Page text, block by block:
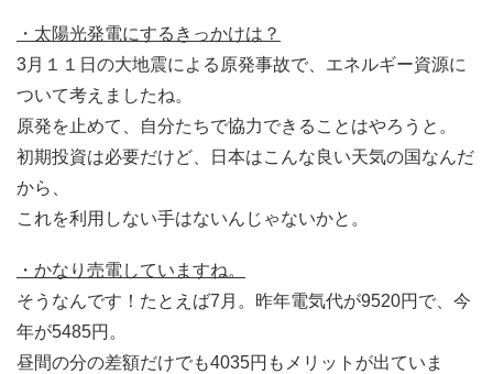
・太陽光発電にするきっかけは？
3月１１日の大地震による原発事故で、エネルギー資源に
ついて考えましたね。
原発を止めて、自分たちで協力できることはやろうと。
初期投資は必要だけど、日本はこんな良い天気の国なんだ
から、
これを利用しない手はないんじゃないかと。
・かなり売電していますね。
そうなんです！たとえば7月。昨年電気代が9520円で、今
年が5485円。
昼間の分の差額だけでも4035円もメリットが出ていま